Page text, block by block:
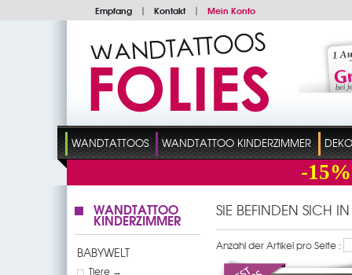
Empfang | Kontakt | Mein Konto
WANDTATTOOS WANDTATTOO KINDERZIMMER
-15%
WANDTATTOO
KINDERZIMMER
BABYWELT
Tiere →
SIE BEFINDEN SICH
Anzahl der Artikel pro Seite :